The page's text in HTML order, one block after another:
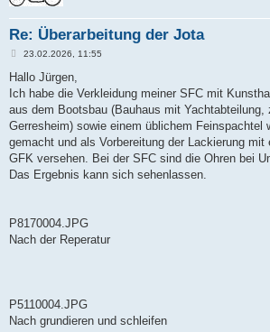
Re: Überarbeitung der Jota
B
i
r
a
23.02.2026, 11:55
Hallo Jürgen,
Ich habe die Verkleidung meiner SFC mit
aus dem Bootsbau (Bauhaus mit Yachtabteilung,
Gerresheim) sowie einem üblichem Feinspachtel
gemacht und als Vorbereitung der Lackierung mit
GFK versehen. Bei der SFC sind die Ohren bei
Das Ergebnis kann sich sehenlassen.
P8170004.JPG
Nach der Reperatur
P5110004.JPG
Nach grundieren und schleifen